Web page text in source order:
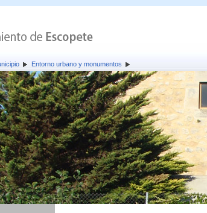
Entorno urbano y monumentos